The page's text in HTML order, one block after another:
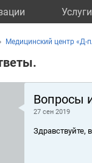
Услуги
Медицинский центр «Д-
Вопросы
27 сен 2019
Здравствуйте,